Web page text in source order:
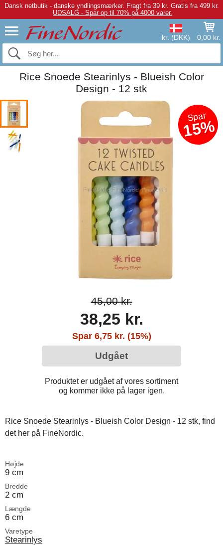
Dansk netbutik - danske yndlingsmærker. Fragt fra 39 kr. Gratis fra 499 kr.
UDSALG - Spar op til 70% på 4000 varer.
kr. (DKK) 0,00 kr.
Rice Snoede Stearinlys - Blueish Color
Design - 12 stk
Spar
15%
45,00 kr.
38,25 kr.
Spar 6,75 kr. (15%)
Udgået
Produktet er udgået af vores sortiment
og kommer ikke på lager igen.
Rice Snoede Stearinlys - Blueish Color Design - 12 stk, find
det her på FineNordic.
Højde
9 cm
Bredde
2 cm
Længde
6 cm
Varetype
Stearinlys